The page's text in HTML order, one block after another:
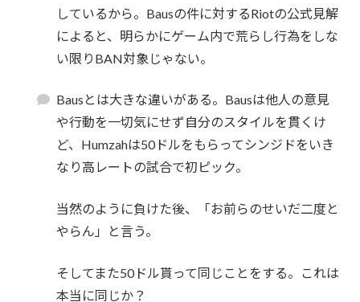
しているから。Bausの件に対するRiotの公式見解
によると、明らかにゲーム内で荒らし行為をしな
い限りBAN対象じゃない。
Bausとは大きな違いがある。Bausは他人の意見
や行動を一切気にせず自分のスタイルを貫くけ
ど、Humzahは50ドルをもらってシンジドをいき
なり高レートの試合で初ピック。
当然のように負けた後、「お前らのせいだ二度と
やらん」と言う。
そしてまた50ドル貰って同じことをする。これは
本当に同じか？